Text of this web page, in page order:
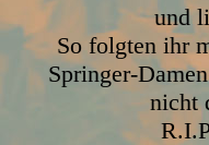
und
So folgten ihr
Springer-
nicht